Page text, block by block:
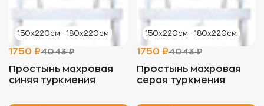
150х220см - 180х220см
1750 ₽4043 ₽
Простынь махровая
синяя туркмения
150х220см - 180х220см
1750 ₽4043 ₽
Простынь махровая
серая туркмения